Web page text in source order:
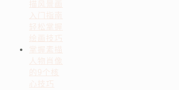
描风景画
入门指南
轻松掌握
绘画技巧
掌握素描
人物肖像
的9个核
心技巧